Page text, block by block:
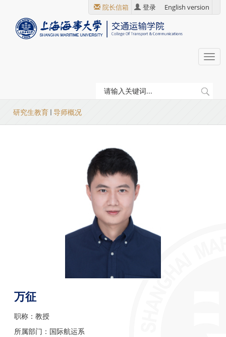
院长信箱 登录 English version
当
前
研究生教育 导师概况
万征
职称：教授
所属部门：国际航运系